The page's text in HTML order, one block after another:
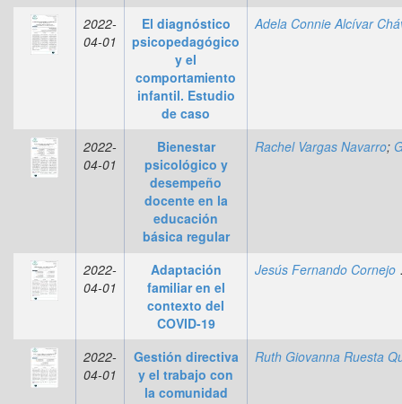
2022-
04-01
El diagnóstico
psicopedagógico
y el
comportamiento
infantil. Estudio
de caso
2022-
04-01
Bienestar
psicológico y
desempeño
docente en la
educación
básica regular
Rachel Vargas Navarro; Gloria
2022-
04-01
Adaptación
familiar en el
contexto del
COVID-19
2022-
04-01
Gestión directiva
y el trabajo con
la comunidad